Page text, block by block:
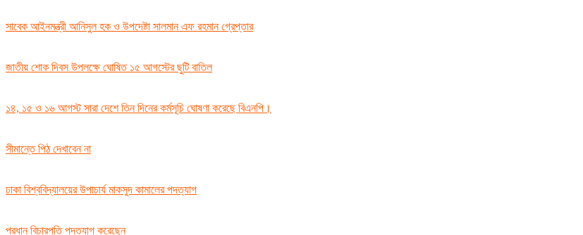
সাবেক আইনমন্ত্রী আনিসুল হক ও উপদেষ্টা সালমান এফ রহমান গ্রেপ্তার
জাতীয় শোক দিবস উপলক্ষে ঘোষিত ১৫ আগস্টের ছুটি বাতিল
১৪, ১৫ ও ১৬ আগস্ট সারা দেশে তিন দিনের কর্মসূচি ঘোষণা করেছে বিএনপি।
সীমান্তে পিঠ দেখাবেন না
ঢাকা বিশ্ববিদ্যালয়ের উপাচার্য মাকসুদ কামালের পদত্যাগ
প্রধান বিচারপতি পদত্যাগ করেছেন